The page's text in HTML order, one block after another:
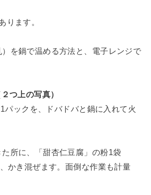
ります。
を鍋で温める方法と、電子レンジで
つ上の写真）
パックを、ドバドバと鍋に入れて火
所に、「甜杏仁豆腐」の粉1袋
かき混ぜます。面倒な作業も計量